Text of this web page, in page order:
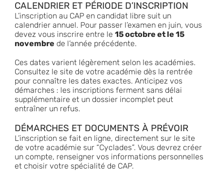
CALENDRIER ET PÉRIODE D’INSCRIPTION
L’inscription au CAP en candidat libre suit un
calendrier annuel. Pour passer l’examen en juin, vous
devez vous inscrire entre le 15 octobre et le 15
novembre de l’année précédente.
Ces dates varient légèrement selon les académies.
Consultez le site de votre académie dès la rentrée
pour connaître les dates exactes. Anticipez vos
démarches : les inscriptions ferment sans délai
supplémentaire et un dossier incomplet peut
entraîner un refus.
DÉMARCHES ET DOCUMENTS À PRÉVOIR
L’inscription se fait en ligne, directement sur le site
de votre académie sur “Cyclades”. Vous devrez créer
un compte, renseigner vos informations personnelles
et choisir votre spécialité de CAP.